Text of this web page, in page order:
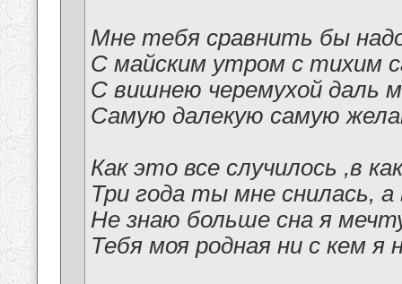
Мне тебя сравнить бы
С майским утром с тихим
С вишнею черемухой даль
Самую далекую самую
Как это все случилось ,в
Три года ты мне снилась,
Не знаю больше сна я
Тебя моя родная ни с кем я